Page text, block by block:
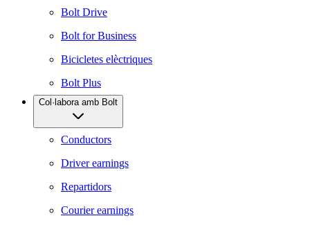
Bolt Drive
Bolt for Business
Bicicletes elèctriques
Bolt Plus
Col·labora amb Bolt
Conductors
Driver earnings
Repartidors
Courier earnings